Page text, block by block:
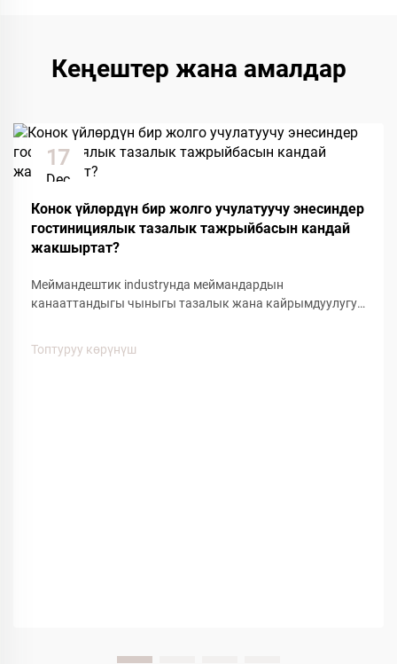
Кеңештер жана амалдар
17
Dec
Конок үйлөрдүн бир жолго учулатуучу энесиндер
гостинициялык тазалык тажрыйбасын кандай
жакшыртат?
Меймандештик industryнда меймандардын
канааттандыгы чыныгы тазалык жана кайрымдуулугун
таасирин тийгизген негизги буюмдардын бири болуп
Топтуруу көрүнүш